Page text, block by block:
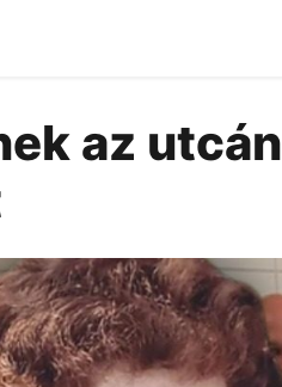
az utcán